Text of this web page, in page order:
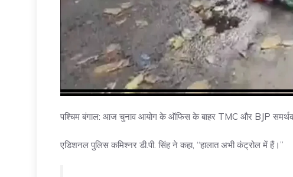
पश्चिम बंगाल: आज चुनाव आयोग के ऑफिस के बाहर TMC और BJP
एडिशनल पुलिस कमिश्नर डी.पी. सिंह ने कहा, “हालात अभी कंट्रोल में हैं।”